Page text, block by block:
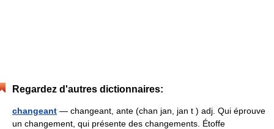
Regardez d'autres dictionnaires:
changeant — changeant, ante (chan jan, jan t ) adj. Qui éprouve
un changement, qui présente des changements. Étoffe